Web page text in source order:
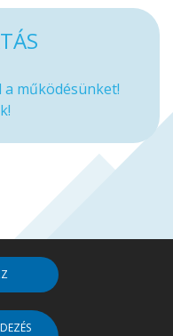
a működésünket!